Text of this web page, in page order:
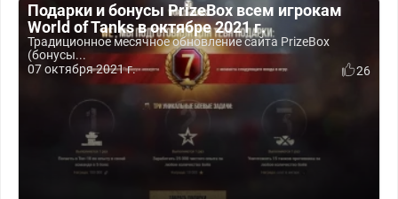
Подарки и бонусы PrizeBox всем игрокам
World of Tanks в октябре 2021 г.
Традиционное месячное обновление сайта PrizeBox
(бонусы...
07 октября 2021 г.
26